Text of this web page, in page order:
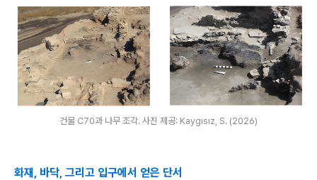
건물 C70과 나무 조각. 사진 제공: Kaygısız, S. (2026)
화재, 바닥, 그리고 입구에서 얻은 단서